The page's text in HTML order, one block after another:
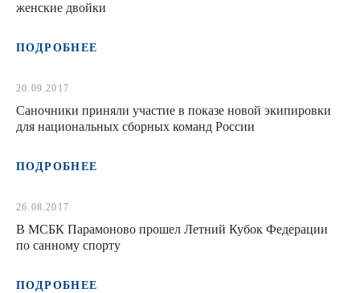
женские двойки
ПОДРОБНЕЕ
20.09.2017
Саночники приняли участие в показе новой экипировки
для национальных сборных команд России
ПОДРОБНЕЕ
26.08.2017
В МСБК Парамоново прошел Летний Кубок Федерации
по санному спорту
ПОДРОБНЕЕ